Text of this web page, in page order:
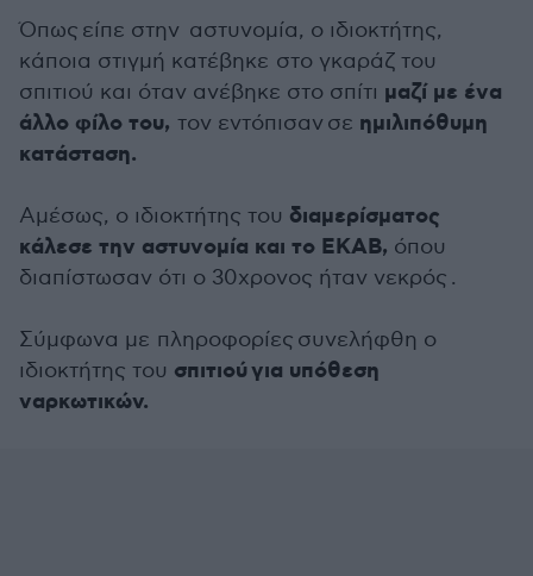
Όπως είπε στην αστυνομία, ο ιδιοκτήτης,
κάποια στιγμή κατέβηκε στο γκαράζ του
σπιτιού και όταν ανέβηκε στο σπίτι μαζί με ένα
άλλο φίλο του, τον εντόπισαν σε ημιλιπόθυμη
κατάσταση.
Αμέσως, ο ιδιοκτήτης του διαμερίσματος
κάλεσε την αστυνομία και το ΕΚΑΒ, όπου
διαπίστωσαν ότι ο 30χρονος ήταν νεκρός .
Σύμφωνα με πληροφορίες συνελήφθη ο
ιδιοκτήτης του σπιτιού για υπόθεση
ναρκωτικών.